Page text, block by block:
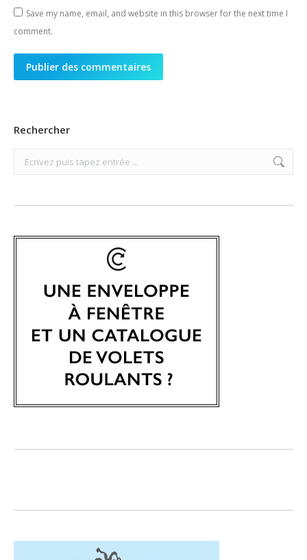
Save my name, email, and website in this browser for the next time I
comment.
Publier des commentaires
Rechercher
Search: